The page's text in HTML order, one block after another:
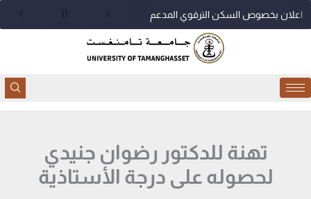
اعلان بخصوص السكن الترقوي المدعم
تهنة للدكتور رضوان جنيدي
لحصوله على درجة الأستاذية